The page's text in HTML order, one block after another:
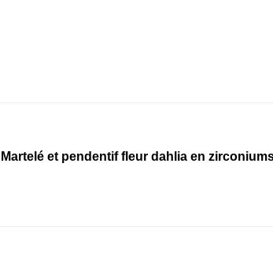
et pendentif fleur dahlia en